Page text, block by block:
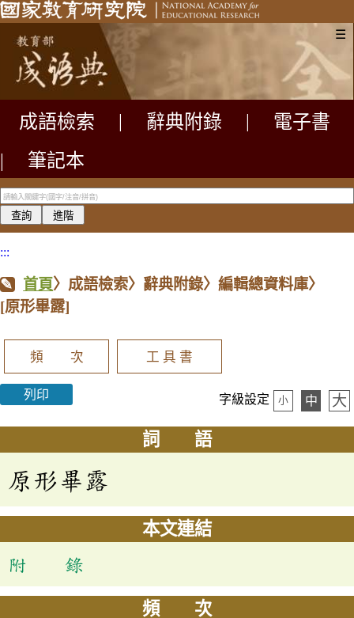
☰
成語檢索 辭典附錄
電子書
|
筆記本
:::
首頁〉成語檢索〉辭典附錄〉編輯總資料庫〉
[原形畢露]
頻 次 工 具 書
列印 字級設定 小 中 大
詞 語
原形畢露
本文連結
附 錄
頻 次